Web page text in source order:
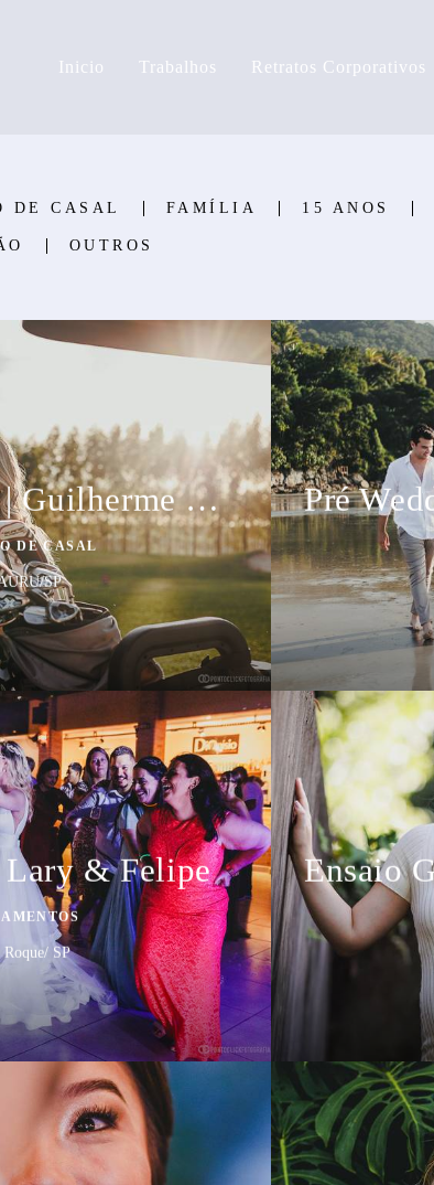
Inicio Trabalhos Retratos Corporativos
DE CASAL FAMÍLIA 15 ANOS
OUTROS
Pré Wedding | Guilherme & Katioska
DE CASAL
SP
Lary & Felipe
Roque/ SP